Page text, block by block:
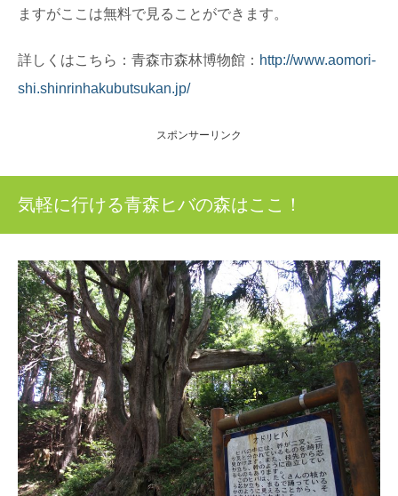
ますがここは無料で見ることができます。
詳しくはこちら：青森市森林博物館： http://www.aomori-
shi.shinrinhakubutsukan.jp/
スポンサーリンク
気軽に行ける青森ヒバの森はここ！